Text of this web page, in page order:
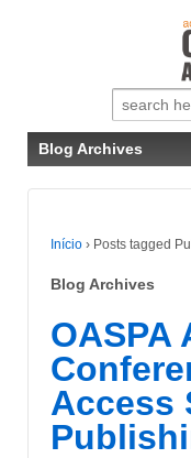
Pesquisar
por:
Blog Archives
Início › Posts tagged
Blog Archives
OASPA
Access